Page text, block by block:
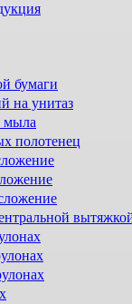
бумаги
на унитаз
мыла
полотенец